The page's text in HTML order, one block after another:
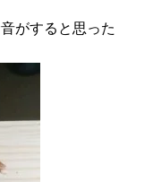
がすると思った